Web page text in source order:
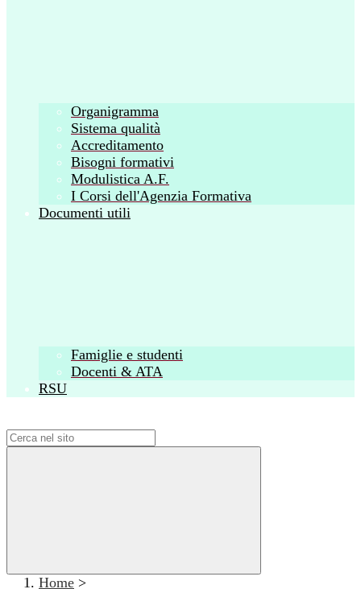
Organigramma
Sistema qualità
Accreditamento
Bisogni formativi
Modulistica A.F.
I Corsi dell'Agenzia Formativa
Documenti utili
Famiglie e studenti
Docenti & ATA
RSU
Home >